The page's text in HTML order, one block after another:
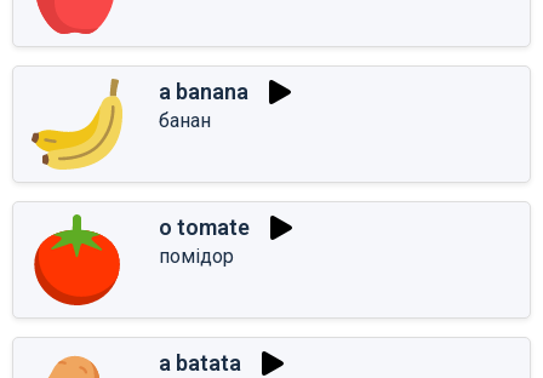
a banana
банан
o tomate
помідор
a batata